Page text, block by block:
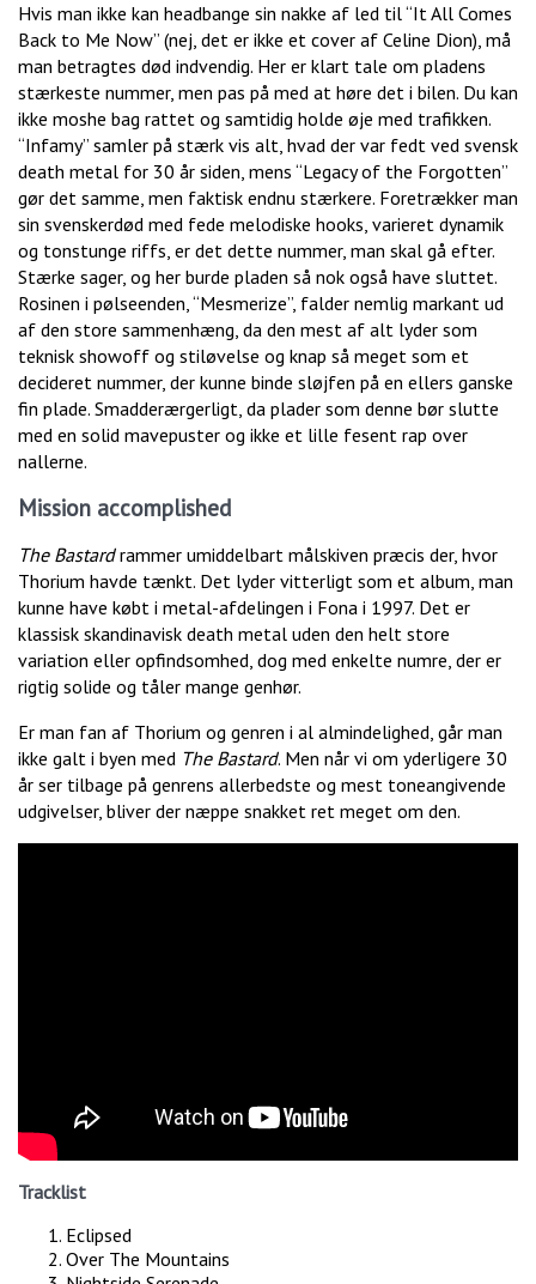
Hvis man ikke kan headbange sin nakke af led til “It All Comes
Back to Me Now” (nej, det er ikke et cover af Celine Dion), må
man betragtes død indvendig. Her er klart tale om pladens
stærkeste nummer, men pas på med at høre det i bilen. Du kan
ikke moshe bag rattet og samtidig holde øje med trafikken.
“Infamy” samler på stærk vis alt, hvad der var fedt ved svensk
death metal for 30 år siden, mens “Legacy of the Forgotten”
gør det samme, men faktisk endnu stærkere. Foretrækker man
sin svenskerdød med fede melodiske hooks, varieret dynamik
og tonstunge riffs, er det dette nummer, man skal gå efter.
Stærke sager, og her burde pladen så nok også have sluttet.
Rosinen i pølseenden, “Mesmerize”, falder nemlig markant ud
af den store sammenhæng, da den mest af alt lyder som
teknisk showoff og stiløvelse og knap så meget som et
decideret nummer, der kunne binde sløjfen på en ellers ganske
fin plade. Smadderærgerligt, da plader som denne bør slutte
med en solid mavepuster og ikke et lille fesent rap over
nallerne.
Mission accomplished
The Bastardrammer umiddelbart målskiven præcis der, hvor
Thorium havde tænkt. Det lyder vitterligt som et album, man
kunne have købt i metal-afdelingen i Fona i 1997. Det er
klassisk skandinavisk death metal uden den helt store
variation eller opfindsomhed, dog med enkelte numre, der er
rigtig solide og tåler mange genhør.
Er man fan af Thorium og genren i al almindelighed, går man
ikke galt i byen med The Bastard. Men når vi om yderligere 30
år ser tilbage på genrens allerbedste og mest toneangivende
udgivelser, bliver der næppe snakket ret meget om den.
Tracklist
Eclipsed
Over The Mountains